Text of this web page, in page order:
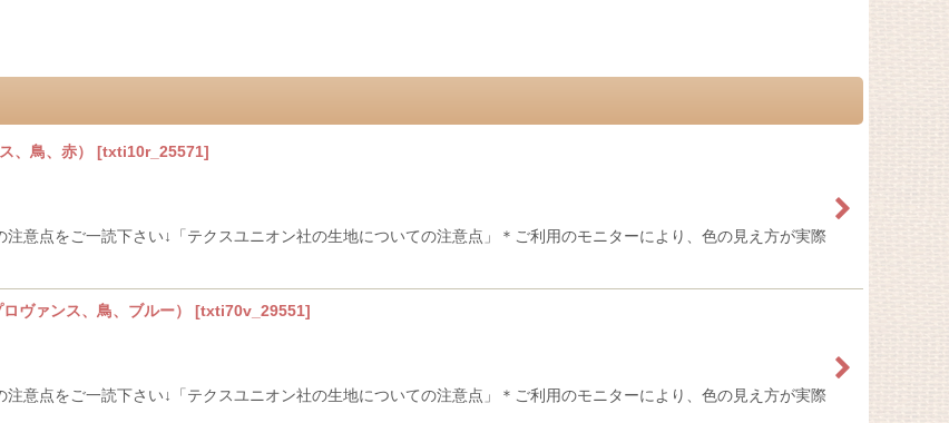
、鳥、赤） [txti10r_25571]
意点をご一読下さい↓「テクスユニオン社の生地についての注意点」＊ご利用のモニターにより、色の見え方が実際
ヴァンス、鳥、ブルー） [txti70v_29551]
意点をご一読下さい↓「テクスユニオン社の生地についての注意点」＊ご利用のモニターにより、色の見え方が実際